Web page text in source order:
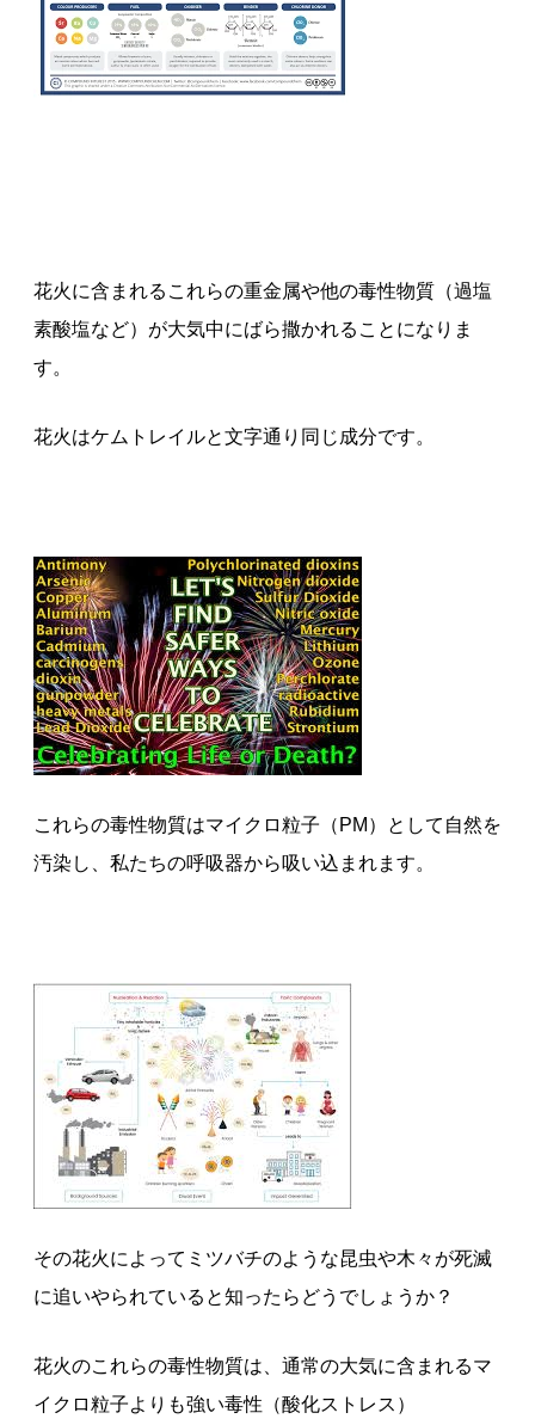
花火に含まれるこれらの重金属や他の毒性物質（過塩
素酸塩など）が大気中にばら撒かれることになりま
す。
花火はケムトレイルと文字通り同じ成分です。
これらの毒性物質はマイクロ粒子（PM）として自然を
汚染し、私たちの呼吸器から吸い込まれます。
その花火によってミツバチのような昆虫や木々が死滅
に追いやられていると知ったらどうでしょうか？
花火のこれらの毒性物質は、通常の大気に含まれるマ
イクロ粒子よりも強い毒性（酸化ストレス）